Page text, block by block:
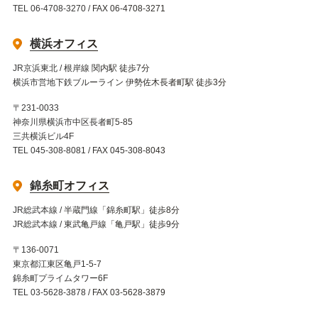
TEL 06-4708-3270 / FAX 06-4708-3271
横浜オフィス
JR京浜東北 / 根岸線 関内駅 徒歩7分
横浜市営地下鉄ブルーライン 伊勢佐木長者町駅 徒歩3分
〒231-0033
神奈川県横浜市中区長者町5-85
三共横浜ビル4F
TEL 045-308-8081 / FAX 045-308-8043
錦糸町オフィス
JR総武本線 / 半蔵門線「錦糸町駅」徒歩8分
JR総武本線 / 東武亀戸線「亀戸駅」徒歩9分
〒136-0071
東京都江東区亀戸1-5-7
錦糸町プライムタワー6F
TEL 03-5628-3878 / FAX 03-5628-3879